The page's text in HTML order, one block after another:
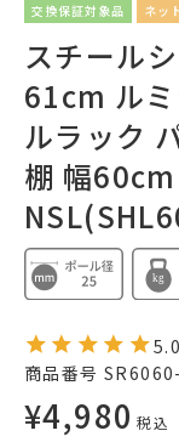
交換保証対象品 ネッ
スチール
61cm ル
ルラック
棚 幅
商品番号
¥4,980 税込